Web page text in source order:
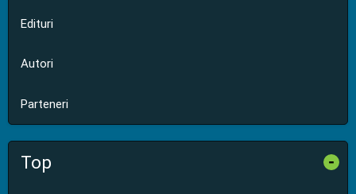
Edituri
Autori
Parteneri
Top -